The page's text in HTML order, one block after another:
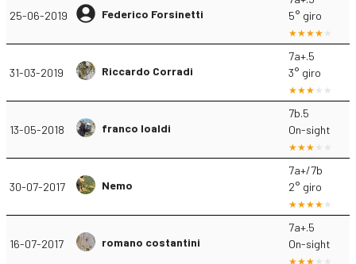
25-06-2019 Federico Forsinetti
5° giro
31-03-2019 Riccardo Corradi
7a+.5
3° giro
13-05-2018 franco loaldi
7b.5
On-sight
30-07-2017 Nemo
7a+/7b
2° giro
16-07-2017 romano costantini
7a+.5
On-sight